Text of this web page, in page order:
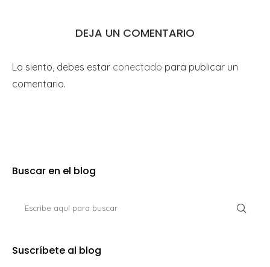
DEJA UN COMENTARIO
Lo siento, debes estar conectado para publicar un
comentario.
Buscar en el blog
Suscríbete al blog